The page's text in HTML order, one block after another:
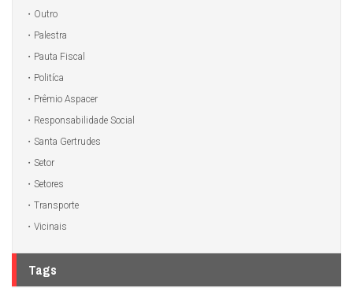
Outro
Palestra
Pauta Fiscal
Politíca
Prêmio Aspacer
Responsabilidade Social
Santa Gertrudes
Setor
Setores
Transporte
Vicinais
Tags